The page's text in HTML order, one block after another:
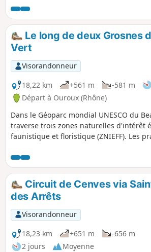
deux zones naturelles d'intérêt
floristique (ZNIEFF), puis après une
Natura 2000 du bocage, des forêts et
du bassin de la Grosne et du Clunisois,
Géoparc mondial UNESCO du Beaujolais.
Le long de deux Grosnes
Vert
Visorandonneur
18,22 km
+561 m -581 m
Départ à Ouroux (Rhône)
Dans le Géoparc mondial UNESCO du
traverse trois zones naturelles d'intérêt
faunistique et floristique (ZNIEFF). Les
collines de résineux. Les villages et
offrent un patrimoine architectural
s'achève sur un panorama qui va des
Alpes (Mont Blanc) face aux Roches de
Vergisson classées Grand Site de France.
Circuit de Cenves via
des Arrêts
Visorandonneur
18,23 km
+651 m
-656 m
2 jours
Moyenne